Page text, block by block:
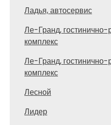
Ладья, автосервис
Ле-Гранд, гостинично-
комплекс
Ле-Гранд, гостинично-
комплекс
Лесной
Лидер